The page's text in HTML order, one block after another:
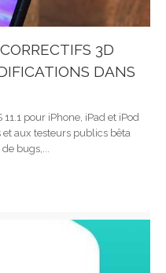
3D
DANS
pour iPhone, iPad et iPod
aux testeurs publics bêta
bugs,...